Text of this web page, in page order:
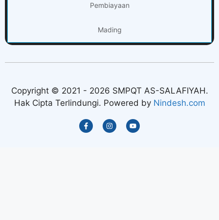
Pembiayaan
Mading
Copyright © 2021 - 2026 SMPQT AS-SALAFIYAH.
Hak Cipta Terlindungi. Powered by Nindesh.com